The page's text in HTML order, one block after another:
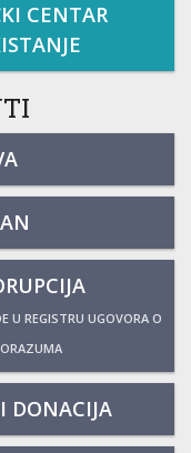
CENTAR
U REGISTRU UGOVORA O
DONACIJA